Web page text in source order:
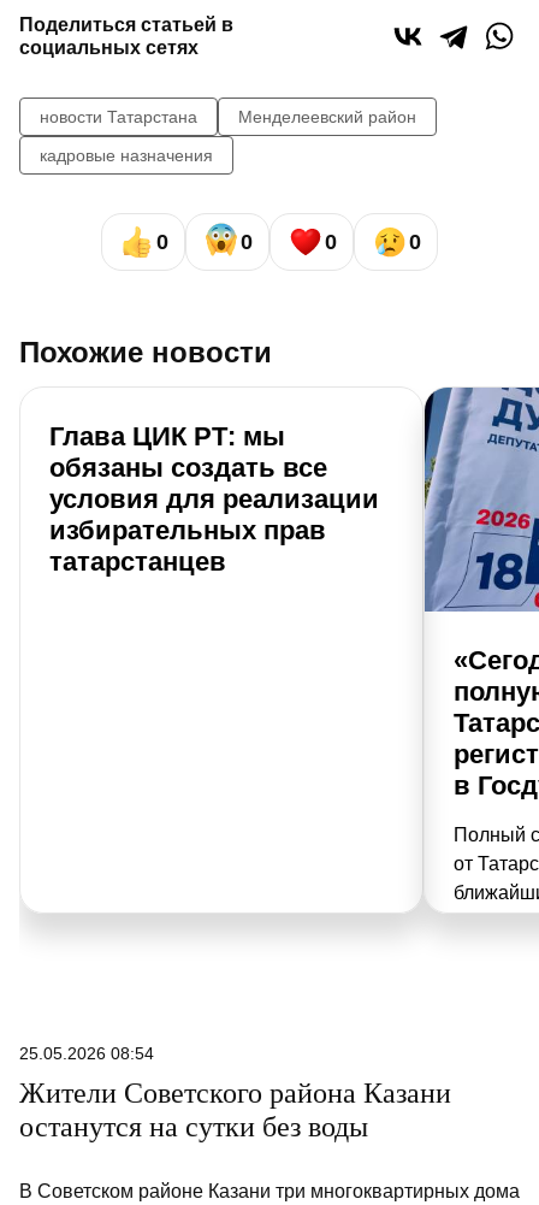
Поделиться статьей в
социальных сетях
новости Татарстана
Менделеевский район
кадровые назначения
0 0 0 0
Похожие новости
Глава ЦИК РТ: мы
обязаны создать все
условия для реализации
избирательных прав
татарстанцев
в
Полный
от
25.05.2026 08:54
Жители Советского района Казани
останутся на сутки без воды
В Советском районе Казани три многоквартирных дома